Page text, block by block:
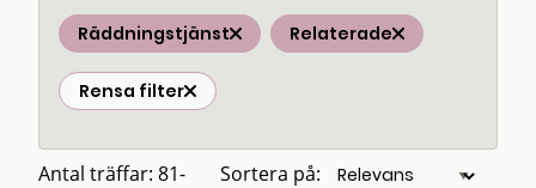
Räddningstjänst Relaterade
Rensa filter
Antal träffar: 81-
Sortera på: